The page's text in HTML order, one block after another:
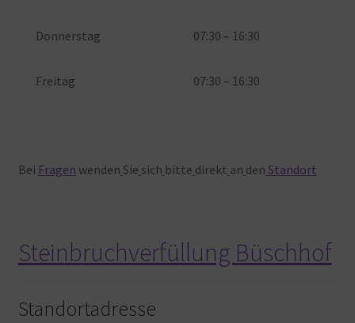
Donnerstag 07:30 – 16:30
Freitag 07:30 – 16:30
Bei Fragen wenden Sie sich bitte direkt an den Standort
Steinbruchverfüllung Büschhof
Standortadresse